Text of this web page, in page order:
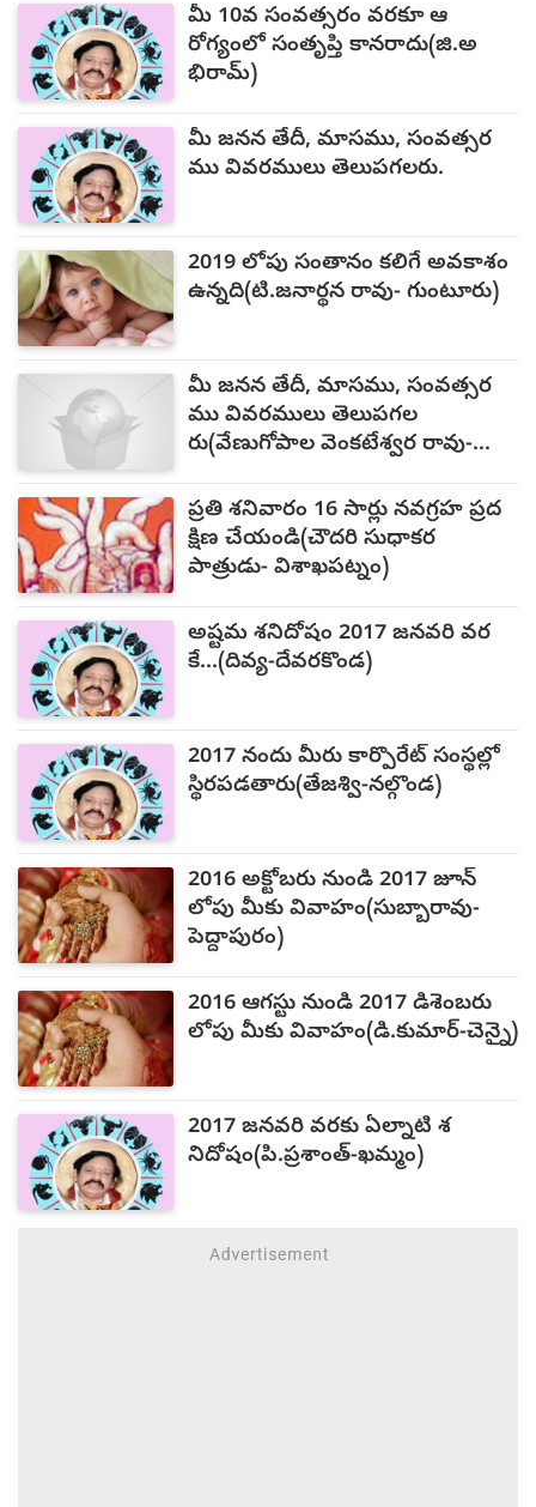
మీ 10వ సంవత్సరం వరకూ ఆ
రోగ్యంలో సంతృప్తి కానరాదు(జి.అ
భిరామ్)
మీ జనన తేదీ, మాసము, సంవత్సర
ము వివరములు తెలుపగలరు.
2019 లోపు సంతానం కలిగే అవకాశం
ఉన్నది(టి.జనార్థన రావు- గుంటూరు)
మీ జనన తేదీ, మాసము, సంవత్సర
ము వివరములు తెలుపగల
రు(వేణుగోపాల వెంకటేశ్వర రావు-
ప్రతి శనివారం 16 సార్లు నవగ్రహ ప్రద
క్షిణ చేయండి(చౌదరి సుధాకర
పాత్రుడు- విశాఖపట్నం)
అష్టమ శనిదోషం 2017 జనవరి వర
కే...(దివ్య-దేవరకొండ)
2017 నందు మీరు కార్పొరేట్ సంస్థల్లో
స్థిరపడతారు(తేజశ్వి-నల్గొండ)
2016 అక్టోబరు నుండి 2017 జూన్
లోపు మీకు వివాహం(సుబ్బారావు-
పెద్దాపురం)
2016 ఆగస్టు నుండి 2017 డిశెంబరు
లోపు మీకు వివాహం(డి.కుమార్-చెన్నై)
2017 జనవరి వరకు ఏల్నాటి శ
నిదోషం(పి.ప్రశాంత్-ఖమ్మం)